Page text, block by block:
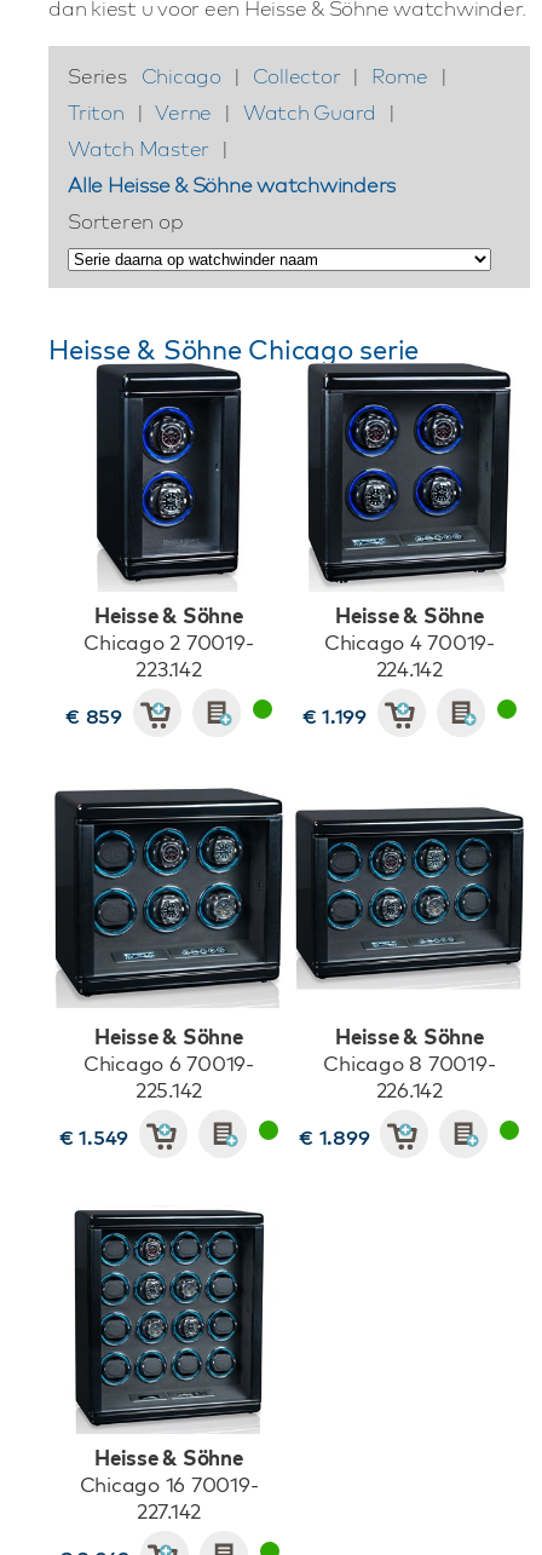
dan kiest u voor een Heisse & Söhne watchwinder.
Series Chicago | Collector | Rome
|
Triton
| Verne | Watch Guard
|
Watch Master |
Alle Heisse & Söhne watchwinders
Sorteren op
Heisse & Söhne Chicago serie
Heisse & Söhne
Chicago 2 70019-
223.142
€ 859
Heisse & Söhne
Chicago 4 70019-
224.142
€ 1.199
Heisse & Söhne
Chicago 6 70019-
225.142
€ 1.549
Heisse & Söhne
Chicago 8 70019-
226.142
€ 1.899
Heisse & Söhne
Chicago 16 70019-
227.142